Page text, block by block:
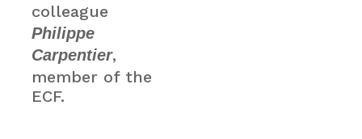
colleague
Philippe
Carpentier,
member of the
ECF.